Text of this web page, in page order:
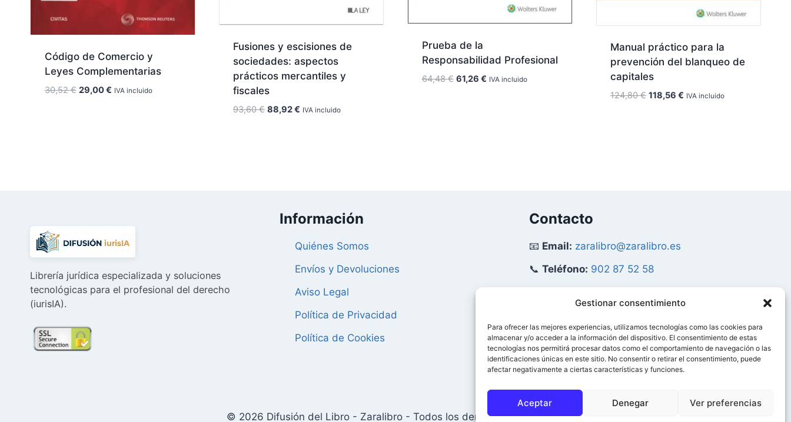
Gestionar consentimiento
Para ofrecer las mejores experiencias, utilizamos tecnologías como las cookies para
almacenar y/o acceder a la información del dispositivo. El consentimiento de estas
tecnologías nos permitirá procesar datos como el comportamiento de navegación o las
identificaciones únicas en este sitio. No consentir o retirar el consentimiento, puede
afectar negativamente a ciertas características y funciones.
Aceptar Denegar Ver preferencias
Código de Comercio y
Leyes Complementarias
30,52€ El
29,00€ElIVA incluido
Fusiones y escisiones de
sociedades: aspectos
prácticos mercantiles y
fiscales
93,60€ El
88,92€ El
IVA incluido
Prueba de la
Responsabilidad Profesional
64,48€ El
61,26 €ElIVA incluido
Manual práctico para la
prevención del blanqueo de
capitales
124,80€ El
118,56 € El
IVA incluido
Librería jurídica especializada y soluciones
tecnológicas para el profesional del derecho
(iurisIA).
Información
Quiénes Somos
Envíos y Devoluciones
Aviso Legal
Política de Privacidad
Política de Cookies
Contacto
📧 Email: zaralibro@zaralibro.es
📞 Teléfono: 902 87 52 58
Mi Cuenta
👤Acceder / Mi Cuenta
🛒Ver Carrito
© 2026 Difusión del Libro - Zaralibro - Todos los derechos reservados.